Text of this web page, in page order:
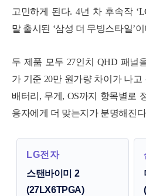
고민하게 된다. 4년 차 후속작
말 출시된 ‘삼성 더 무빙스타일’이
두 제품 모두 27인치 QHD 패널
가 기준 20만 원가량 차이가 나
배터리, 무게, OS까지 항목별로
용자에게 더 맞는지가 분명해진
LG전자
스탠바이미 2
(27LX6TPGA)